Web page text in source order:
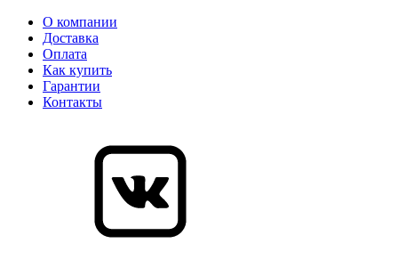
О компании
Доставка
Оплата
Как купить
Гарантии
Контакты